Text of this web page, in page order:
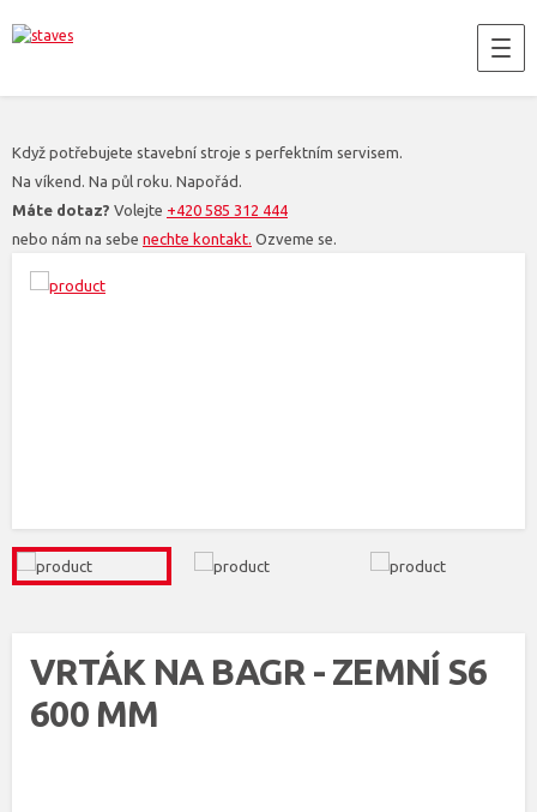
Když potřebujete stavební stroje s perfektním servisem.
Na víkend. Na půl roku. Napořád.
Máte dotaz? Volejte +420 585 312 444
nebo nám na sebe nechte kontakt. Ozveme se.
VRTÁK NA BAGR - ZEMNÍ S6
600 MM